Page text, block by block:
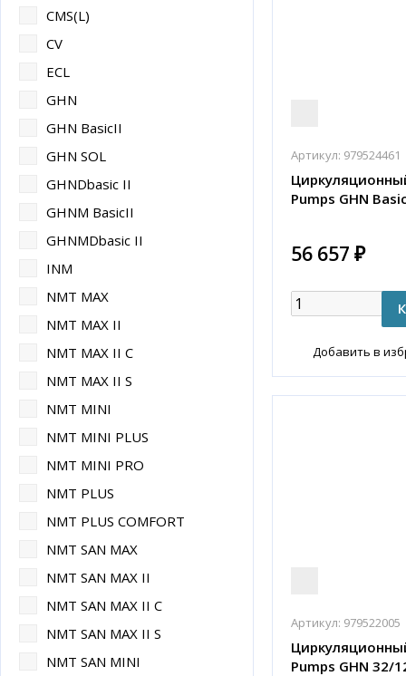
CMS(L)
CV
ECL
GHN
GHN BasicII
GHN SOL
GHNDbasic II
GHNM BasicII
GHNMDbasic II
INM
NMT MAX
NMT MAX II
NMT MAX II C
NMT MAX II S
NMT MINI
NMT MINI PLUS
NMT MINI PRO
NMT PLUS
NMT PLUS COMFORT
NMT SAN MAX
NMT SAN MAX II
NMT SAN MAX II C
NMT SAN MAX II S
NMT SAN MINI
Артикул: 979524461
Pumps GHN
56 657 ₽
Добавить в
Артикул: 979522005
Pumps GHN 32/